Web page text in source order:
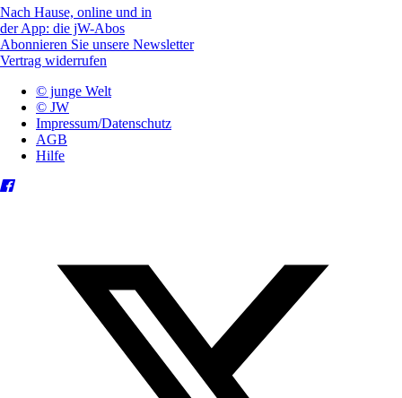
Nach Hause, online und in
der App: die jW-Abos
Abonnieren Sie unsere Newsletter
Vertrag widerrufen
© junge Welt
© JW
Impressum/Datenschutz
AGB
Hilfe